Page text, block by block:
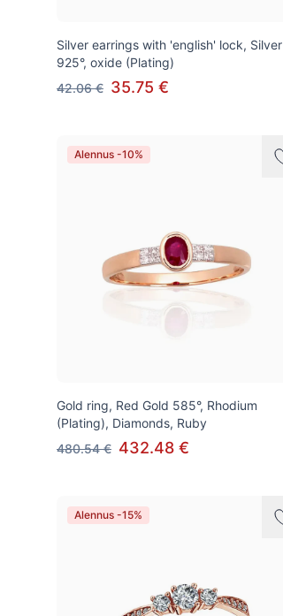
Silver earrings with 'english' lock, Silver
925°, oxide (Plating)
42.06 € 35.75 €
Alennus -10%
Gold ring, Red Gold 585°, Rhodium
(Plating), Diamonds, Ruby
480.54 € 432.48 €
Alennus -15%